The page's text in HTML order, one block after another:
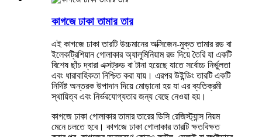
কাগজে ঢাকা তামার তার
এই কাগজে ঢাকা তারটি উচ্চমানের অক্সিজেন-মুক্ত তামার রড বা
ইলেকট্রিশিয়ান গোলাকার অ্যালুমিনিয়াম রড দিয়ে তৈরি যা একটি
বিশেষ ছাঁচ দ্বারা এক্সট্রুড বা টানা হয়েছে যাতে সর্বোচ্চ নির্ভুলতা
এবং ধারাবাহিকতা নিশ্চিত করা যায়। এরপর উইন্ডিং তারটি একটি
নির্দিষ্ট অন্তরক উপাদান দিয়ে মোড়ানো হয় যা এর ব্যতিক্রমী
স্থায়িত্ব এবং নির্ভরযোগ্যতার জন্য বেছে নেওয়া হয়।
কাগজে ঢাকা গোলাকার তামার তারের ডিসি রেজিস্ট্যান্স নিয়ম
মেনে চলতে হবে। কাগজে ঢাকা গোলাকার তারটি ক্ষতবিক্ষত